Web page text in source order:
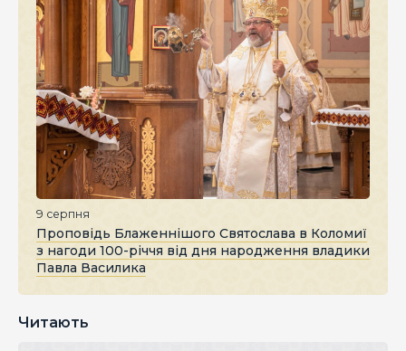
9 серпня
Проповідь Блаженнішого Святослава в Коломиї
з нагоди 100-річчя від дня народження владики
Павла Василика
Читають